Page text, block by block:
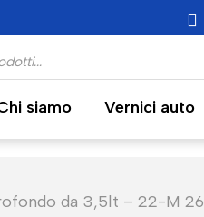
siamo Vernici auto
da 3,5lt – 22-M 26